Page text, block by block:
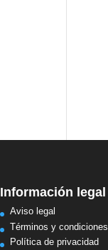
Información legal
Aviso legal
Términos y condiciones
Política de privacidad